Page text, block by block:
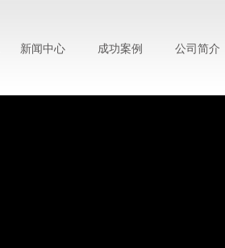
新闻中心 成功案例 公司简介